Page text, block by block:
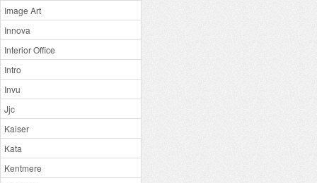
Image Art
Innova
Interior Office
Intro
Invu
Jjc
Kaiser
Kata
Kentmere